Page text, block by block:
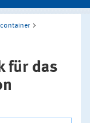
für das